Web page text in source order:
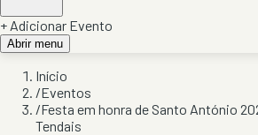
+ Adicionar Evento
Abrir menu
Início
/Eventos
/Festa em honra de Santo António
Tendais